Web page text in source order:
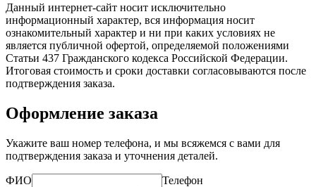
Данный интернет-сайт носит исключительно
информационный характер, вся информация носит
ознакомительный характер и ни при каких условиях не
является публичной офертой, определяемой положениями
Статьи 437 Гражданского кодекса Российской Федерации.
Итоговая стоимость и сроки доставки согласовываются после
подтверждения заказа.
Оформление заказа
Укажите ваш номер телефона, и мы всяжемся с вами для
подтверждения заказа и уточнения деталей.
ФИО Телефон